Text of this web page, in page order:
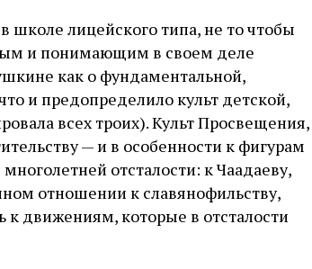
лицейского типа, не то чтобы
и понимающим в своем деле
как о фундаментальной,
и предопределило культ детской,
всех троих). Культ Просвещения,
— и в особенности к фигурам
отсталости: к Чаадаеву,
отношении к славянофильству,
к движениям, которые в отсталости